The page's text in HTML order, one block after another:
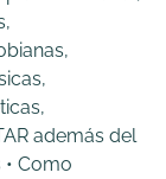
además del
Como